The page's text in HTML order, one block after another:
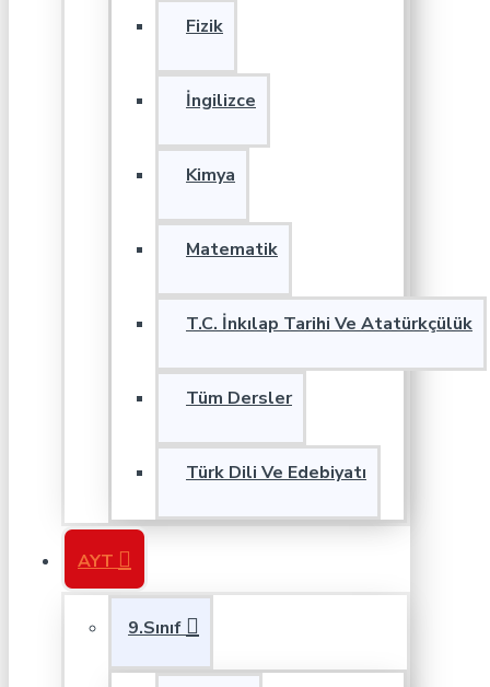
Fizik
İngilizce
Kimya
Matematik
T.C. İnkılap Tarihi Ve Atatürkçülük
Tüm Dersler
Türk Dili Ve Edebiyatı
AYT
9.Sınıf